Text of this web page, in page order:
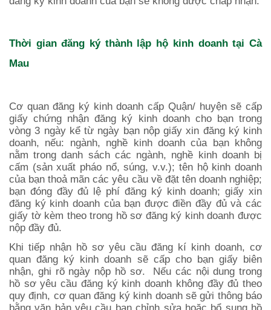
Thời gian đăng ký thành lập hộ kinh doanh tại Cà
Mau
Cơ quan đăng ký kinh doanh cấp Quận/ huyện sẽ cấp
giấy chứng nhận đăng ký kinh doanh cho bạn trong
vòng 3 ngày kể từ ngày bạn nộp giấy xin đăng ký kinh
doanh, nếu: ngành, nghề kinh doanh của bạn không
nằm trong danh sách các ngành, nghề kinh doanh bị
cấm (sản xuất pháo nổ, súng, v.v.); tên hộ kinh doanh
của bạn thoả mãn các yêu cầu về đặt tên doanh nghiệp;
bạn đóng đầy đủ lệ phí đăng ký kinh doanh; giấy xin
đăng ký kinh doanh của bạn được điền đầy đủ và các
giấy tờ kèm theo trong hồ sơ đăng ký kinh doanh được
nộp đầy đủ.
Khi tiếp nhận hồ sơ yêu cầu đăng kí kinh doanh, cơ
quan đăng ký kinh doanh sẽ cấp cho bạn giấy biên
nhận, ghi rõ ngày nộp hồ sơ. Nếu các nội dung trong
hồ sơ yêu cầu đăng ký kinh doanh không đầy đủ theo
quy định, cơ quan đăng ký kinh doanh sẽ gửi thông báo
bằng văn bản yêu cầu bạn chỉnh sửa hoặc bổ sung hồ